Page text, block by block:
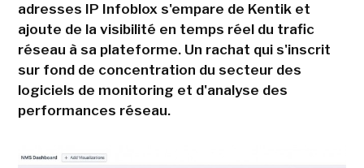
adresses IP Infoblox s'empare de Kentik et
ajoute de la visibilité en temps réel du trafic
réseau à sa plateforme. Un rachat qui s'inscrit
sur fond de concentration du secteur des
logiciels de monitoring et d'analyse des
performances réseau.